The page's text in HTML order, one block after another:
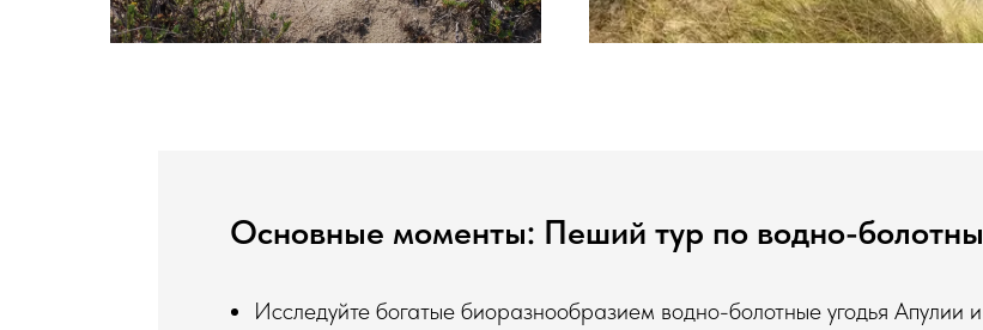
Основные моменты: Пеший тур по водно-
Исследуйте богатые биоразнообразием водно-болотные угодья Апулии